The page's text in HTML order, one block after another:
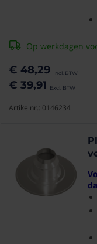
€ 48,29
€ 39,91
Op werkdagen
Artikelnr.: 0146234